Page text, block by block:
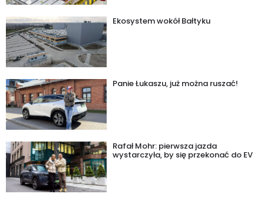
Ekosystem wokół Bałtyku
Panie Łukaszu, już można ruszać!
Rafał Mohr: pierwsza jazda
wystarczyła, by się przekonać do EV